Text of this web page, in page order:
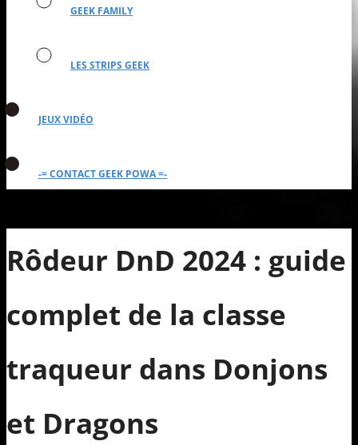
GEEK FAMILY
LES STRIPS GEEK
JEUX VIDÉO
-= CONTACT GEEK POWA =-
Rôdeur DnD 2024 : guide
complet de la classe
traqueur dans Donjons
et Dragons